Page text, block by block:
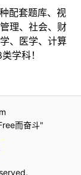
配套题库、视
理、社会、财
、医学、计算
学科！
而奋斗"